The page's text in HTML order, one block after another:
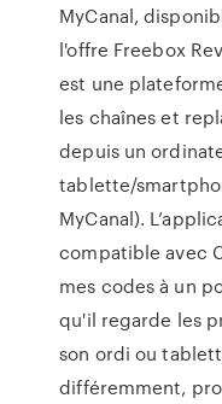
MyCanal,
l'offre Freebox
est une
les chaînes et
depuis un
tablette/
MyCanal).
compatible avec
mes codes à un
qu'il regarde les
son ordi ou
différemment,